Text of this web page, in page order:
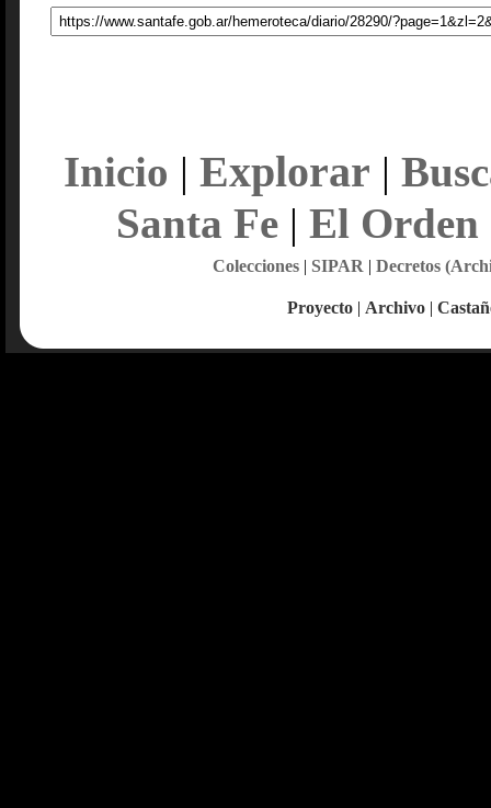
Inicio | Explorar |
Santa Fe| El Orden
Colecciones| SIPAR | Decretos
Proyecto | Archivo |